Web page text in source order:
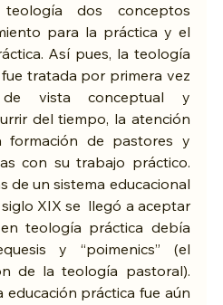
dos conceptos
para la práctica y el
Así pues, la teología
tratada por primera vez
vista conceptual y
del tiempo, la atención
de pastores y
con su trabajo práctico.
de un sistema educacional
XIX se  llegó a aceptar
teología práctica debía
y “poimenics” (el
de la teología pastoral).
educación práctica fue aún